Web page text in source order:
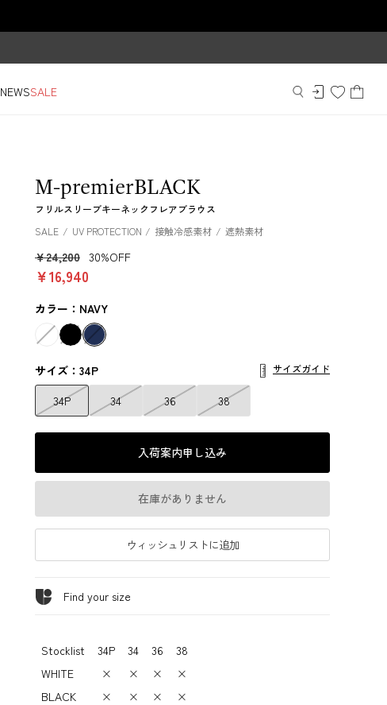
NEWSSALE
M-premierBLACK
フリルスリーブキーネックフレアブラウス
SALE
UV PROTECTION 接触冷感素材 遮熱素材
￥24,200 30%OFF
￥16,940
カラー：NAVY
サイズ：34P サイズガイド
34P 34 36 38
入荷案内申し込み
在庫がありません
ウィッシュリストに追加
Find your size
Stocklist 34P 34 36
38
WHITE
× × ×
×
BLACK
× × ×
×